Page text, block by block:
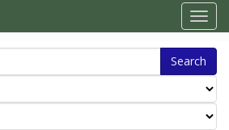
Search